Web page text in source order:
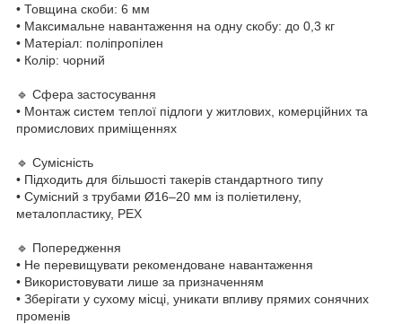
• Товщина скоби: 6 мм
• Максимальне навантаження на одну скобу: до 0,3 кг
• Матеріал: поліпропілен
• Колір: чорний
🔹 Сфера застосування
• Монтаж систем теплої підлоги у житлових, комерційних та
промислових приміщеннях
🔹 Сумісність
• Підходить для більшості такерів стандартного типу
• Сумісний з трубами Ø16–20 мм із поліетилену,
металопластику, PEX
🔹 Попередження
• Не перевищувати рекомендоване навантаження
• Використовувати лише за призначенням
• Зберігати у сухому місці, уникати впливу прямих сонячних
променів